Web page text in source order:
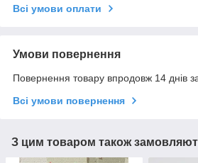
Всі умови оплати
Умови повернення
Повернення товару впродовж 14 днів
Всі умови повернення
З цим товаром також